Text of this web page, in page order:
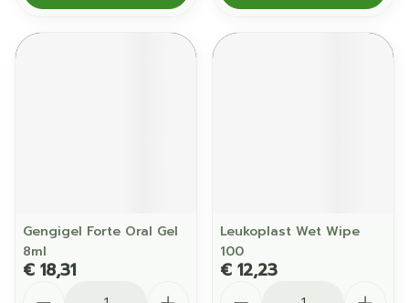
Gengigel Forte Oral Gel
8ml
€ 18,31
Leukoplast Wet Wipe
100
€ 12,23